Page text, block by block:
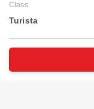
Class
Turista